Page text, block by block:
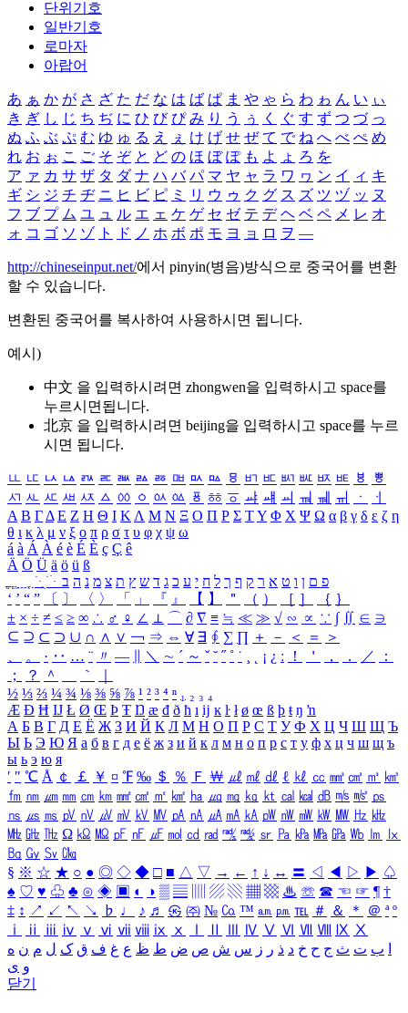
단위기호
일반기호
로마자
아랍어
あ ぁ か が さ ざ た だ な は ば ぱ ま や ゃ ら わ ゎ ん い ぃ
き ぎ し じ ち ぢ に ひ び ぴ み り う ぅ く ぐ す ず つ づ っ
ぬ ふ ぶ ぷ む ゆ ゅ る え ぇ け げ せ ぜ て で ね へ べ ぺ め
れ お ぉ こ ご そ ぞ と ど の ほ ぼ ぽ も よ ょ ろ を
ア ァ カ サ ザ タ ダ ナ ハ バ パ マ ヤ ャ ラ ワ ヮ ン イ ィ キ
ギ シ ジ チ ヂ ニ ヒ ビ ピ ミ リ ウ ゥ ク グ ス ズ ツ ヅ ッ ヌ
フ ブ プ ム ユ ュ ル エ ェ ケ ゲ セ ゼ テ デ ヘ ベ ペ メ レ オ
ォ コ ゴ ソ ゾ ト ド ノ ホ ボ ポ モ ヨ ョ ロ ヲ ―
http://chineseinput.net/에서 pinyin(병음)방식으로 중국어를 변환
할 수 있습니다.
변환된 중국어를 복사하여 사용하시면 됩니다.
예시)
中文 을 입력하시려면 zhongwen을 입력하시고 space를
누르시면됩니다.
北京 을 입력하시려면 beijing을 입력하시고 space를 누르
시면 됩니다.
ㅥ ㅦ ㅧ ㅨ ㅩ ㅪ ㅫ ㅬ ㅭ ㅮ ㅯ ㅰ ㅱ ㅲ ㅳ ㅴ ㅵ ㅶ ㅷ ㅸ
ㅹ
ㅺ ㅻ ㅼ ㅽ ㅾ ㅿ ㆀ ㆁ ㆂ ㆃ ㆄ ㆅ ㆆ ㆇ ㆈ ㆉ ㆊ ㆋ ㆌ ㆍ
ㆎ
Α Β ΓΔ Ε Ζ Η Θ Ι ΚΛ Μ Ν Ξ Ο Π Ρ Σ ΤΥ Φ Χ Ψ Ω α β γ δ ε ζ η
θ ι κ λ μ ν ξ ο π ρ σ τ υ φ χ ψ ω
á à Á À é è É È ç Ç ê
Ä Ö Ü ä ö ü ß
ִֶֹ ֻּ ׁׂ פ ם ן ו ט א ר ק ף ך ל ח י ע כ ג ד ש ץ ת צ מ נ ה ב
‘ ’ “ ” 〔 〕 〈 〉 「 」 『 』 【 】 ＂ （ ） ［ ］ ｛ ｝
± × ÷ ≠ ≤ ≥ ∞ ∴ ♂ ♀ ∠ ⊥ ⌒ ∂ ∇ ≡ ≒ ≪ ≫ √ ∽ ∝ ∵ ∫ ∬ ∈ ∋
⊆ ⊇ ⊂ ⊃ ∪ ∩ ∧ ∨ ￢ ⇒ ⇔ ∀ ∃ ∮ ∑ ∏ ＋ － ＜ ＝
＞
、
。 · ‥ … ¨ 〃 ― ＼ ∼ ´ ～ ˇ ˘ ˝ ˚ ˙ ¸ ¡ ¿ ː ！ ＇ ， ． ／
：
；
？ ＾ ｀
½ ⅓ ⅔ ¼ ¾ ⅛ ⅜ ⅝ ⅞ ¹ ² ³ ⁴ ⁿ ₁ ₂ ₃ ₄
Æ Ð Ħ Ĳ Ł Ø Œ Þ Ŧ Ŋ æ đ ð ħ ı ĳ ĸ ŀ ł ø œ ß þ ŧ ŋ ŉ
А Б В Г Д Е Ё Ж З И Й К Л М Н О П Р С Т У Ф Х Ц Ч Ш Щ Ъ
Ы Ь Э Ю Я а б в г д е ё ж з и й к л м н о п р с т у ф х ц ч ш щ ъ
ы ь э ю я
′ ″ ℃ Å ￠ ￡ ￥ ¤ ℉ ‰ ＄ ％ Ｆ ￦ ㎕ ㎖ ㎗ ℓ ㎘ ㏄ ㎣ ㎤ ㎥ ㎦
㎙ ㎚ ㎛ ㎜ ㎝ ㎞ ㎟ ㎠ ㎡ ㎢ ㏊ ㎍ ㎎ ㎏ ㏏ ㎈ ㎉ ㏈ ㎧ ㎨ ㎰
㎱ ㎲ ㎳ ㎴ ㎵ ㎶ ㎷ ㎸ ㎹ ㎀ ㎁ ㎂ ㎃ ㎄ ㎺ ㎻ ㎽ ㎾ ㎿ ㎐ ㎑
㎒ ㎓ ㎔ Ω ㏀ ㏁ ㎊ ㎋ ㎌ ㏖ ㏅ ㎭ ㎮ ㎯ ㏛ ㎩ ㎪ ㎫ ㎬ ㏝ ㏐
㏓
㏃ ㏉ ㏜ ㏆
§ ※ ☆ ★ ○ ● ◎ ◇ ◆ □ ■ △ ▽ → ← ↑ ↓ ↔ 〓 ◁ ◀ ▷ ▶ ♤
♠ ♡ ♥ ♧ ♣ ⊙ ◈ ▣ ◐ ◑ ▒ ▤ ▨ ▧ ▦ ▩ ♨ ☏ ☎ ☜ ☞ ¶ †
‡ ↕ ↗ ↙ ↖ ↘ ♭ ♩ ♪ ♬ ㉿ ㈜ № ㏇ ™ ㏂ ㏘ ℡ ＃ ＆ ＊ ＠ ª º
ⅰ
ⅱ ⅲ ⅳ ⅴ ⅵ ⅶ ⅷ ⅸ ⅹ Ⅳ Ⅴ Ⅵ Ⅶ Ⅷ Ⅸ Ⅹ
ب ت ث ج ح خ د ذ ر ز س ش ص ض ط ظ ع غ ف ق ک ل م ن ه
و ی
닫기